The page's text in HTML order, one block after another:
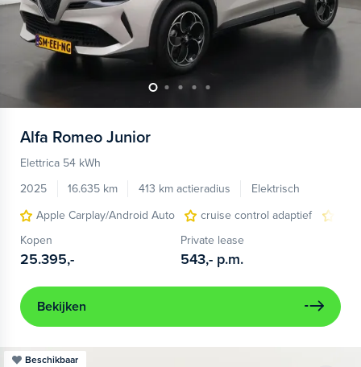
Alfa Romeo Junior
Elettrica 54 kWh
2025
16.635 km 413 km actieradius
Elektrisch
Apple Carplay/Android Auto
cruise control adaptief
Kopen
25.395,-
Private lease
543,- p.m.
Bekijken
Beschikbaar